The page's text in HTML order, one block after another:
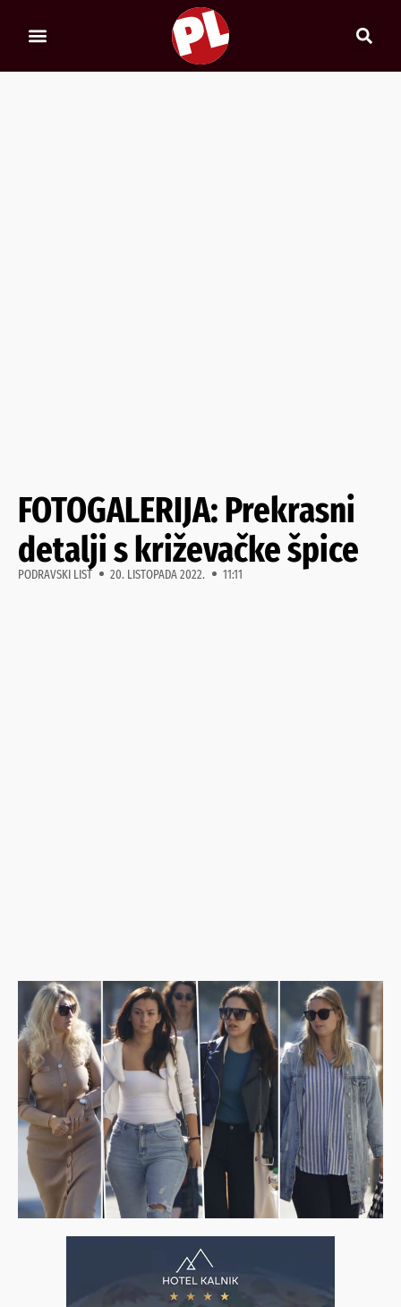
FOTOGALERIJA: Prekrasni
detalji s križevačke špice
PODRAVSKI LIST 20. LISTOPADA 2022. 11:11